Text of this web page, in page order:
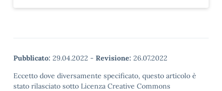
Pubblicato: 29.04.2022 - Revisione: 26.07.2022
Eccetto dove diversamente specificato, questo articolo è
stato rilasciato sotto Licenza Creative Commons